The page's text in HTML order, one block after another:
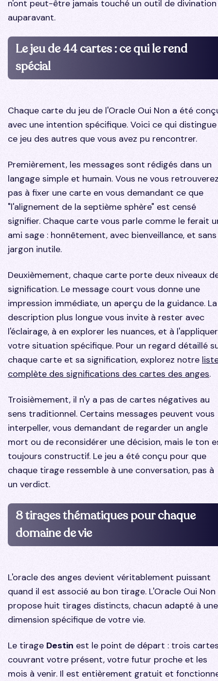
n'ont peut-être jamais touché un outil de divination
auparavant.
Le jeu de 44 cartes : ce qui le rend
spécial
Chaque carte du jeu de l'Oracle Oui Non a été
avec une intention spécifique. Voici ce qui distingue
ce jeu des autres que vous avez pu rencontrer.
Premièrement, les messages sont rédigés dans un
langage simple et humain. Vous ne vous
pas à fixer une carte en vous demandant ce que
"l'alignement de la septième sphère" est censé
signifier. Chaque carte vous parle comme le ferait
ami sage : honnêtement, avec bienveillance, et sans
jargon inutile.
Deuxièmement, chaque carte porte deux niveaux
signification. Le message court vous donne une
impression immédiate, un aperçu de la guidance. La
description plus longue vous invite à rester avec
l'éclairage, à en explorer les nuances, et à
votre situation spécifique. Pour un regard détaillé
chaque carte et sa signification, explorez notre
complète des significations des cartes des anges.
Troisièmement, il n'y a pas de cartes négatives au
sens traditionnel. Certains messages peuvent vous
interpeller, vous demandant de regarder un angle
mort ou de reconsidérer une décision, mais le ton
toujours constructif. Le jeu a été conçu pour que
chaque tirage ressemble à une conversation, pas à
un verdict.
8 tirages thématiques pour chaque
domaine de vie
L'oracle des anges devient véritablement puissant
quand il est associé au bon tirage. L'Oracle Oui Non
propose huit tirages distincts, chacun adapté à une
dimension spécifique de votre vie.
Le tirage Destin est le point de départ : trois
couvrant votre présent, votre futur proche et les
mois à venir. Il est entièrement gratuit et